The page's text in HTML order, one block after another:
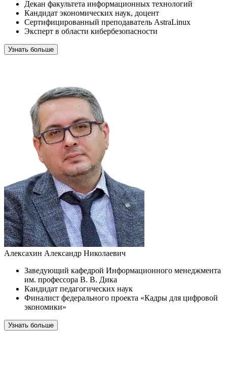
Декан факультета информационных технологий
Кандидат экономических наук, доцент
Сертифицированный преподаватель AstraLinux
Эксперт в области кибербезопасности
Узнать больше
Алексахин Александр Николаевич
Заведующий кафедрой Информационного менеджмента
им. профессора В. В. Дика
Кандидат педагогических наук
Финалист федерального проекта «Кадры для цифровой
экономики»
Узнать больше